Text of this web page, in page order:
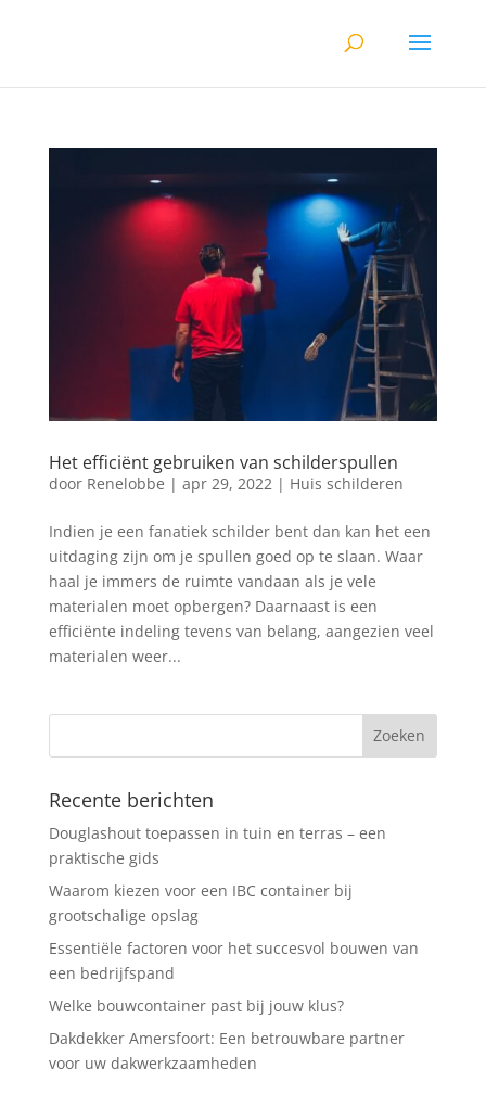
Het efficiënt gebruiken van schilderspullen
door Renelobbe | apr 29, 2022 | Huis schilderen
Indien je een fanatiek schilder bent dan kan het een
uitdaging zijn om je spullen goed op te slaan. Waar
haal je immers de ruimte vandaan als je vele
materialen moet opbergen? Daarnaast is een
efficiënte indeling tevens van belang, aangezien veel
materialen weer...
Recente berichten
Douglashout toepassen in tuin en terras – een
praktische gids
Waarom kiezen voor een IBC container bij
grootschalige opslag
Essentiële factoren voor het succesvol bouwen van
een bedrijfspand
Welke bouwcontainer past bij jouw klus?
Dakdekker Amersfoort: Een betrouwbare partner
voor uw dakwerkzaamheden